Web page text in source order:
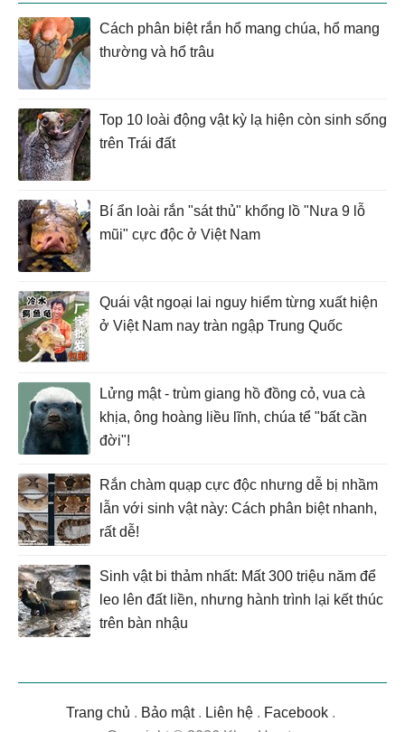
Cách phân biệt rắn hổ mang chúa, hổ mang
thường và hổ trâu
Top 10 loài động vật kỳ lạ hiện còn sinh sống
trên Trái đất
Bí ẩn loài rắn "sát thủ" khổng lồ "Nưa 9 lỗ
mũi" cực độc ở Việt Nam
Quái vật ngoại lai nguy hiểm từng xuất hiện
ở Việt Nam nay tràn ngập Trung Quốc
Lửng mật - trùm giang hồ đồng cỏ, vua cà
khịa, ông hoàng liều lĩnh, chúa tể "bất cần
đời"!
Rắn chàm quạp cực độc nhưng dễ bị nhầm
lẫn với sinh vật này: Cách phân biệt nhanh,
rất dễ!
Sinh vật bi thảm nhất: Mất 300 triệu năm để
leo lên đất liền, nhưng hành trình lại kết thúc
trên bàn nhậu
Trang chủ . Bảo mật. Liên hệ . Facebook .